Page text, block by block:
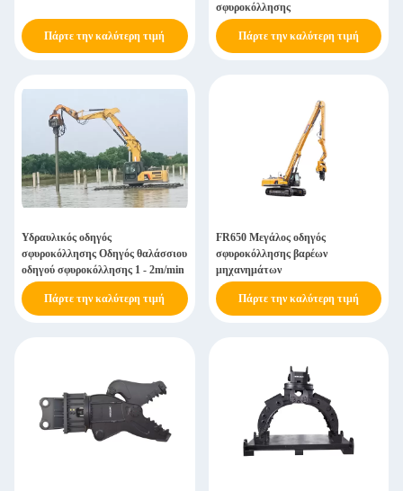
Πάρτε την καλύτερη τιμή
σφυροκόλλησης
Πάρτε την καλύτερη τιμή
Υδραυλικός οδηγός
σφυροκόλλησης Οδηγός θαλάσσιου
οδηγού σφυροκόλλησης 1 - 2m/min
Πάρτε την καλύτερη τιμή
FR650 Μεγάλος οδηγός
σφυροκόλλησης βαρέων
μηχανημάτων
Πάρτε την καλύτερη τιμή